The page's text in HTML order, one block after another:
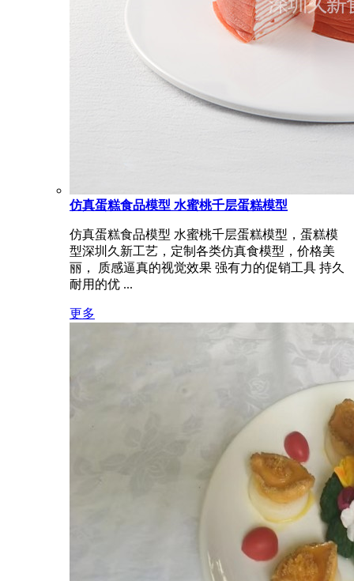
仿真蛋糕食品模型 水蜜桃千层蛋糕模型
仿真蛋糕食品模型 水蜜桃千层蛋糕模型，蛋糕模
型深圳久新工艺，定制各类仿真食模型，价格美
丽， 质感逼真的视觉效果 强有力的促销工具 持久
耐用的优 ...
更多